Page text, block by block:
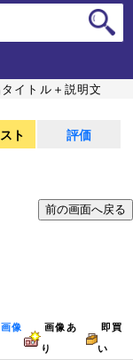
イトル＋説明文
ト
評価
画像 画像あ
り
即買
い